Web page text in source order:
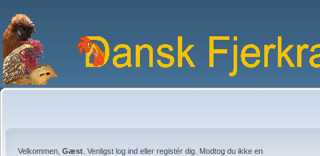
Velkommen, Gæst . Venligst log ind eller registér dig. Modtog du ikke en